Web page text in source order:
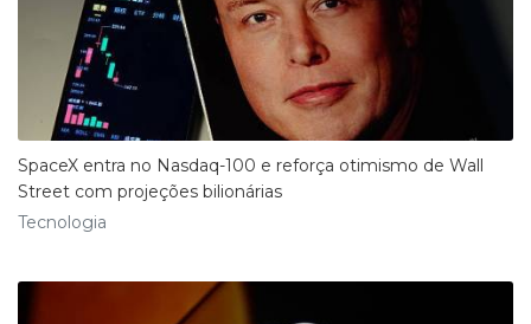
SpaceX entra no Nasdaq-100 e reforça otimismo de Wall
Street com projeções bilionárias
Tecnologia